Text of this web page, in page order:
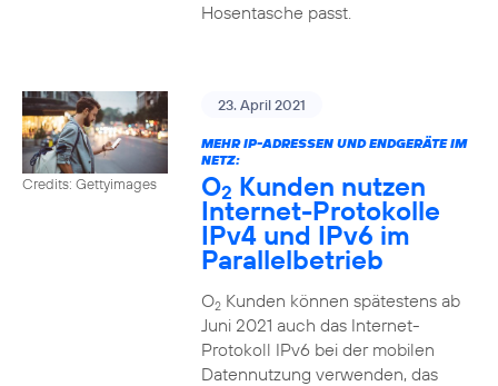
Hosentasche passt.
Credits: Gettyimages
23. April 2021
MEHR IP-ADRESSEN UND ENDGERÄTE IM
NETZ:
O2 Kunden nutzen
Internet-Protokolle
IPv4 und IPv6 im
Parallelbetrieb
O2Kunden können spätestens ab
Juni 2021 auch das Internet-
Protokoll IPv6 bei der mobilen
Datennutzung verwenden, das